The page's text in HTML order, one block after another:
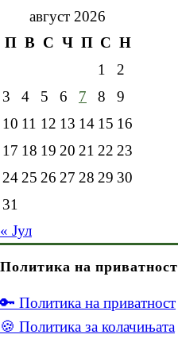
август 2026
П В С Ч П С Н
1
2
3
4 5 6 7 8
9
10 11 12 13 14 15 16
17 18 19 20 21 22 23
24 25 26 27 28 29 30
31
« Јул
Политика на приватност
🔑 Политика на приватност
🍪 Политика за колачињата